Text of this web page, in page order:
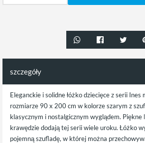
szczegóły
Eleganckie i solidne łóżko dziecięce z serii
rozmiarze 90 x 200 cm w kolorze szarym z
klasycznym i nostalgicznym wyglądem.
krawędzie dodają tej serii wiele uroku. Łóżko
pojemną szufladę, w której można